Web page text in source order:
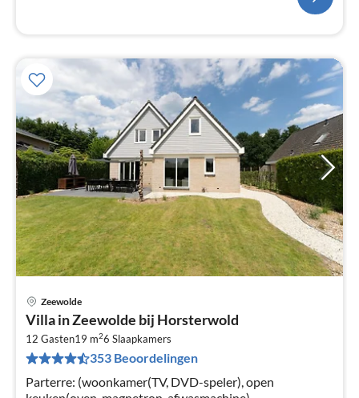
Zeewolde
Villa in Zeewolde bij Horsterwold
12 Gasten19 m26 Slaapkamers
353 Beoordelingen
Parterre: (woonkamer(TV, DVD-speler), open